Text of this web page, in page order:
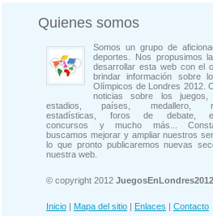
Quienes somos
Somos un grupo de
deportes. Nos propusimos
desarrollar esta web con el
brindar información sobre
Olímpicos de Londres 2012.
noticias sobre los juegos,
estadios, países, medallero,
estadísticas, foros de debate,
concursos y mucho más...
buscamos mejorar y ampliar nuestros
lo que pronto publicaremos nuevas
nuestra web.
© copyright 2012
Inicio | Mapa del sitio | Enlaces | Contacto